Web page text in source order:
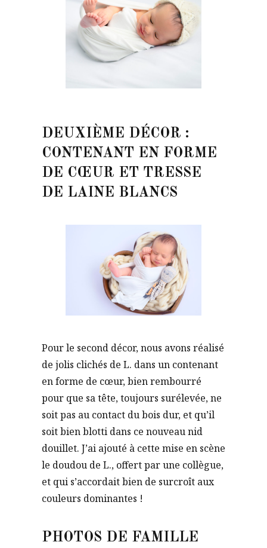
DEUXIÈME DÉCOR :
CONTENANT EN FORME
DE CŒUR ET TRESSE
DE LAINE BLANCS
Pour le second décor, nous avons réalisé
de jolis clichés de L. dans un contenant
en forme de cœur, bien rembourré
pour que sa tête, toujours surélevée, ne
soit pas au contact du bois dur, et qu’il
soit bien blotti dans ce nouveau nid
douillet. J’ai ajouté à cette mise en scène
le doudou de L., offert par une collègue,
et qui s’accordait bien de surcroît aux
couleurs dominantes !
PHOTOS DE FAMILLE